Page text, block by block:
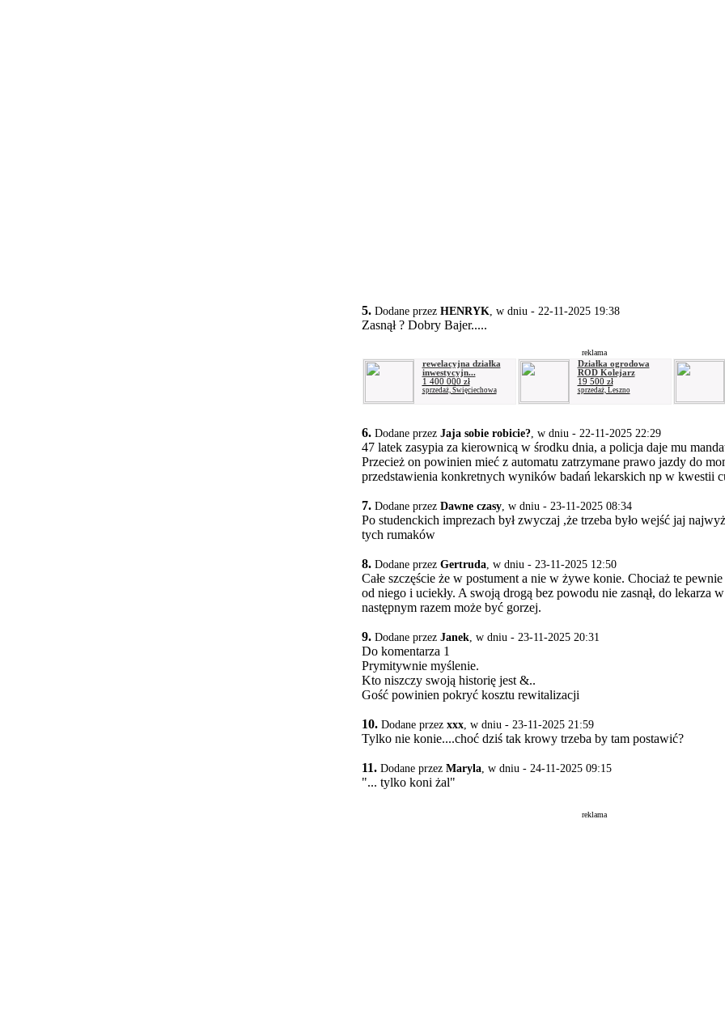
5. Dodane przez HENRYK, w dniu - 22-11-2025 19:38
Zasnął ? Dobry Bajer.....
reklama
rewelacyjna działka
inwestycyjn...
1 400 000 zł
sprzedaż, Święciechowa
Działka ogrodowa
ROD Kolejarz
19 500 zł
sprzedaż, Leszno
6. Dodane przez Jaja sobie robicie?, w dniu - 22-11-2025 22:29
47 latek zasypia za kierownicą w środku dnia, a policja daje mu
Przecież on powinien mieć z automatu zatrzymane prawo jazdy do
przedstawienia konkretnych wyników badań lekarskich np w kwestii
7. Dodane przez Dawne czasy, w dniu - 23-11-2025 08:34
Po studenckich imprezach był zwyczaj ,że trzeba było wejść jaj
tych rumaków
8. Dodane przez Gertruda, w dniu - 23-11-2025 12:50
Całe szczęście że w postument a nie w żywe konie. Chociaż te
od niego i uciekły. A swoją drogą bez powodu nie zasnął, do lekarza
następnym razem może być gorzej.
9. Dodane przez Janek, w dniu - 23-11-2025 20:31
Do komentarza 1
Prymitywnie myślenie.
Kto niszczy swoją historię jest &..
Gość powinien pokryć kosztu rewitalizacji
10. Dodane przez xxx, w dniu - 23-11-2025 21:59
Tylko nie konie....choć dziś tak krowy trzeba by tam postawić?
11. Dodane przez Maryla, w dniu - 24-11-2025 09:15
"... tylko koni żal"
reklama